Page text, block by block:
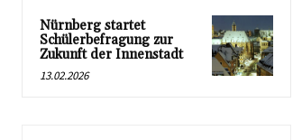
Nürnberg startet
Schülerbefragung zur
Zukunft der Innenstadt
13.02.2026